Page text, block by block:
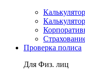
Проверка полиса
Для Физ. лиц